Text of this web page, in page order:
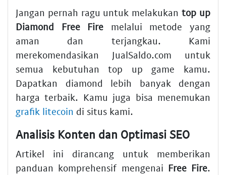
Jangan pernah ragu untuk melakukantop up
Diamond Free Fire melalui metode yang
aman dan terjangkau. Kami
merekomendasikan JualSaldo.com untuk
semua kebutuhan top up game kamu.
Dapatkan diamond lebih banyak dengan
harga terbaik. Kamu juga bisa menemukan
grafik litecoin di situs kami.
Analisis Konten dan Optimasi SEO
Artikel ini dirancang untuk memberikan
panduan komprehensif mengenai Free Fire.